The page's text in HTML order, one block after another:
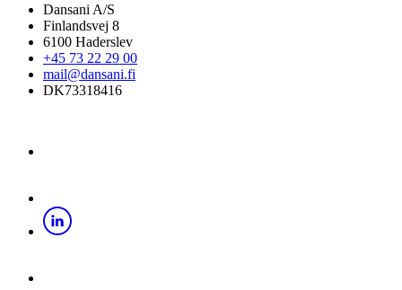
Dansani A/S
Finlandsvej 8
6100 Haderslev
+45 73 22 29 00
mail@dansani.fi
DK73318416